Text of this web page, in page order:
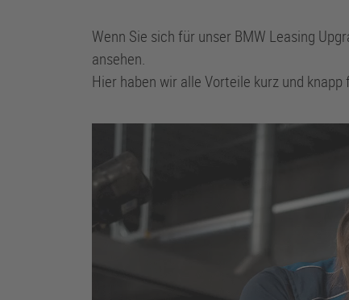
Wenn Sie sich für unser BMW Leasing
ansehen.
Hier haben wir alle Vorteile kurz und